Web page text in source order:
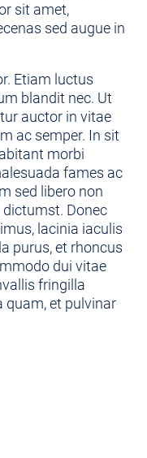
sit amet,
sed augue in
Etiam luctus
blandit nec. Ut
auctor in vitae
ac semper. In sit
morbi
fames ac
sed libero non
Donec
lacinia iaculis
purus, et rhoncus
dui vitae
fringilla
quam, et pulvinar